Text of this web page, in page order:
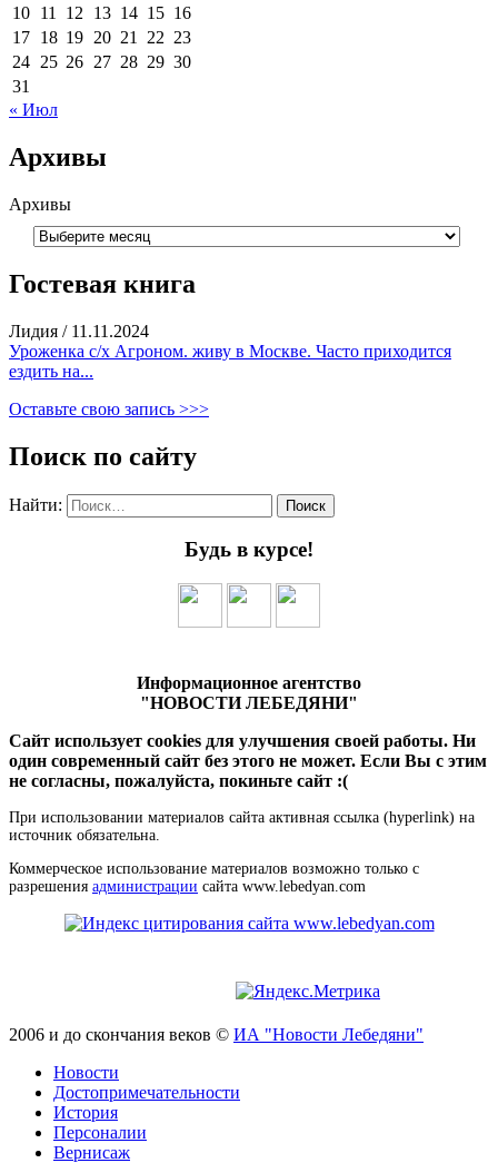
10 11 12 13 14 15 16
17 18 19 20 21 22 23
24 25 26 27 28 29 30
31
« Июл
Архивы
Архивы
Гостевая книга
Лидия / 11.11.2024
Уроженка с/х Агроном. живу в Москве. Часто приходится
ездить на...
Оставьте свою запись >>>
Поиск по сайту
Найти:
Будь в курсе!
Информационное агентство
"НОВОСТИ ЛЕБЕДЯНИ"
Сайт использует cookies для улучшения своей работы. Ни
один современный сайт без этого не может. Если Вы с этим
не согласны, пожалуйста, покиньте сайт :(
При использовании материалов сайта активная ссылка (hyperlink) на
источник обязательна.
Коммерческое использование материалов возможно только с
разрешения администрации сайта www.lebedyan.com
2006 и до скончания веков © ИА "Новости Лебедяни"
Новости
Достопримечательности
История
Персоналии
Вернисаж